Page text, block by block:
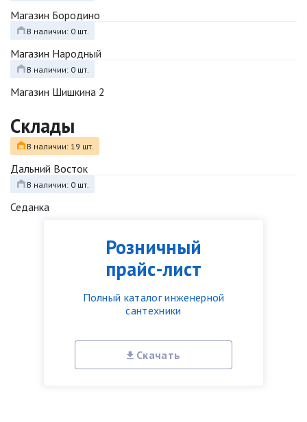
Розничный
прайс-лист
Полный каталог инженерной
сантехники
Скачать
Магазин Бородино
В наличии: 0 шт.
Магазин Народный
В наличии: 0 шт.
Магазин Шишкина 2
Склады
В наличии: 19 шт.
Дальний Восток
В наличии: 0 шт.
Седанка